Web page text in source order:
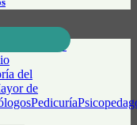
del
de
Pedicuría